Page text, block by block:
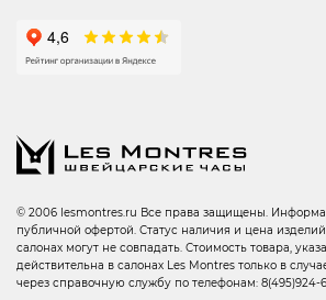
© 2006 lesmontres.ru Все права защищены.
публичной офертой. Статус наличия и цена
салонах могут не совпадать. Стоимость товара,
действительна в салонах Les Montres только в
через справочную службу по телефонам: 8(495)924-